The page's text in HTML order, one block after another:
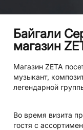
Байгали
магазин
Магазин ZETA
музыкант,
легендарной
Во время визита
гостя с